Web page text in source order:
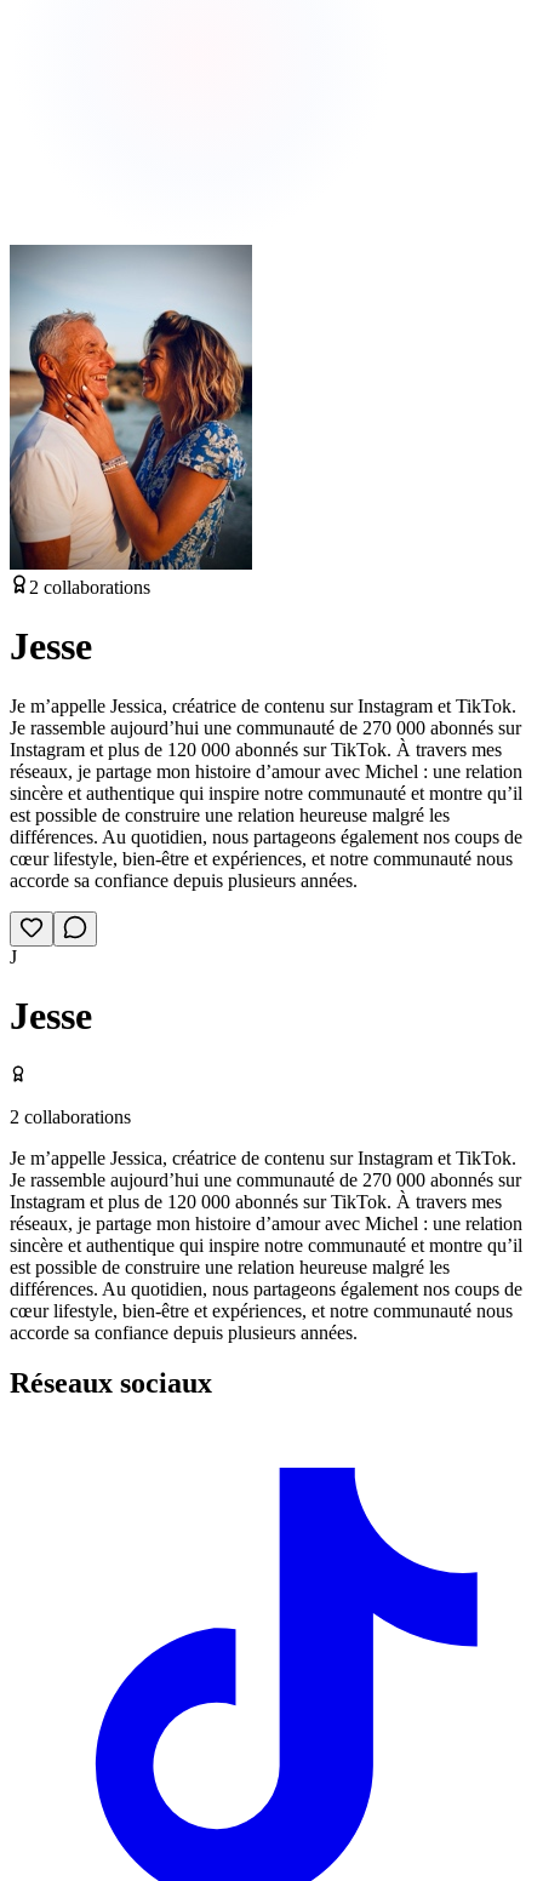
2 collaborations
Jesse
Je m’appelle Jessica, créatrice de contenu sur Instagram et TikTok.
Je rassemble aujourd’hui une communauté de 270 000 abonnés sur
Instagram et plus de 120 000 abonnés sur TikTok. À travers mes
réseaux, je partage mon histoire d’amour avec Michel : une relation
sincère et authentique qui inspire notre communauté et montre qu’il
est possible de construire une relation heureuse malgré les
différences. Au quotidien, nous partageons également nos coups de
cœur lifestyle, bien-être et expériences, et notre communauté nous
accorde sa confiance depuis plusieurs années.
J
Jesse
2 collaborations
Je m’appelle Jessica, créatrice de contenu sur Instagram et TikTok.
Je rassemble aujourd’hui une communauté de 270 000 abonnés sur
Instagram et plus de 120 000 abonnés sur TikTok. À travers mes
réseaux, je partage mon histoire d’amour avec Michel : une relation
sincère et authentique qui inspire notre communauté et montre qu’il
est possible de construire une relation heureuse malgré les
différences. Au quotidien, nous partageons également nos coups de
cœur lifestyle, bien-être et expériences, et notre communauté nous
accorde sa confiance depuis plusieurs années.
Réseaux sociaux